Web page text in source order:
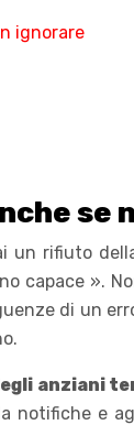
ignorare
se
rifiuto
capace ».
di un
anziani
e